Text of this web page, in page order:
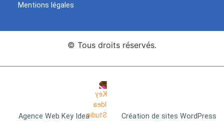
Mentions légales
© Tous droits réservés.
Agence Web Key Idea
Création de sites WordPress